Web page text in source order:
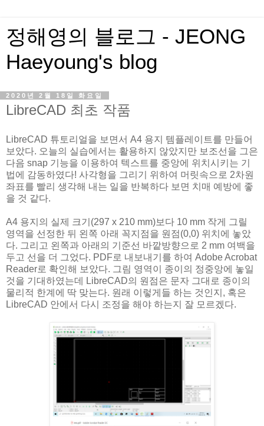
정해영의 블로그 - JEONG
Haeyoung's blog
2020년 2월 18일 화요일
LibreCAD 최초 작품
LibreCAD 튜토리얼을 보면서 A4 용지 템플레이트를 만들어
보았다. 오늘의 실습에서는 활용하지 않았지만 보조선을 그은
다음 snap 기능을 이용하여 텍스트를 중앙에 위치시키는 기
법에 감동하였다! 사각형을 그리기 위하여 머릿속으로 2차원
좌표를 빨리 생각해 내는 일을 반복하다 보면 치매 예방에 좋
을 것 같다.
A4 용지의 실제 크기(297 x 210 mm)보다 10 mm 작게 그릴
영역을 선정한 뒤 왼쪽 아래 꼭지점을 원점(0,0) 위치에 놓았
다. 그리고 왼쪽과 아래의 기준선 바깥방향으로 2 mm 여백을
두고 선을 더 그었다. PDF로 내보내기를 하여 Adobe Acrobat
Reader로 확인해 보았다. 그림 영역이 종이의 정중앙에 놓일
것을 기대하였는데 LibreCAD의 원점은 문자 그대로 종이의
물리적 한계에 딱 맞는다. 원래 이렇게들 하는 것인지, 혹은
LibreCAD 안에서 다시 조정을 해야 하는지 잘 모르겠다.